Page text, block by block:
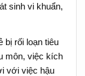
sinh vi khuẩn,
bị rối loạn tiêu
môn, việc kích
với việc hậu